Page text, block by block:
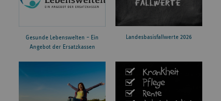
Gesunde Lebenswelten – Ein
Angebot der Ersatzkassen
Landesbasisfallwerte 2026